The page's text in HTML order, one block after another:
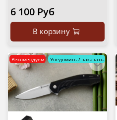
6 100 Руб
В корзину
Рекомендуем Уведомить / заказать